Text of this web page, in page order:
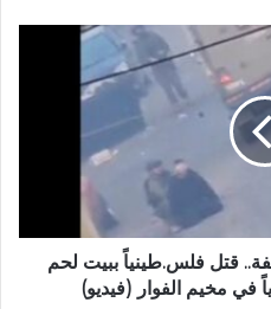
قتل فلس.طينياً ببيت لحم
في مخيم الفوار (فيديو)